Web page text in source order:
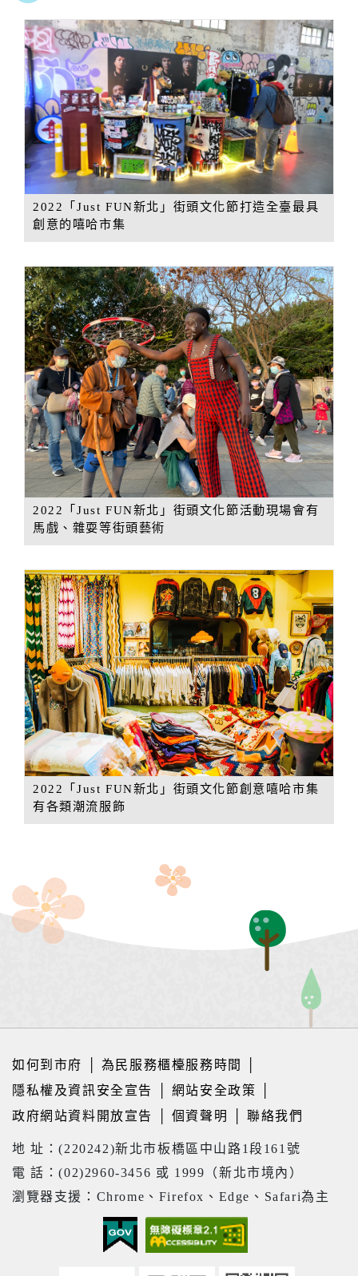
2022「Just FUN新北」街頭文化節打造全臺最具
創意的嘻哈市集
2022「Just FUN新北」街頭文化節活動現場會有
馬戲、雜耍等街頭藝術
2022「Just FUN新北」街頭文化節創意嘻哈市集
有各類潮流服飾
如何到市府 為民服務櫃檯服務時間
隱私權及資訊安全宣告
網站安全政策
政府網站資料開放宣告
個資聲明 │聯絡我們
地 址：(220242)新北市板橋區中山路1段161號
電 話：(02)2960-3456 或 1999（新北市境內）
瀏覽器支援：Chrome、Firefox、Edge、Safari為主